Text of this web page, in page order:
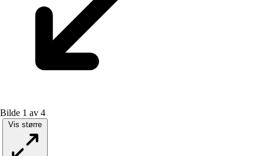
Bilde 1 av 4
Vis større